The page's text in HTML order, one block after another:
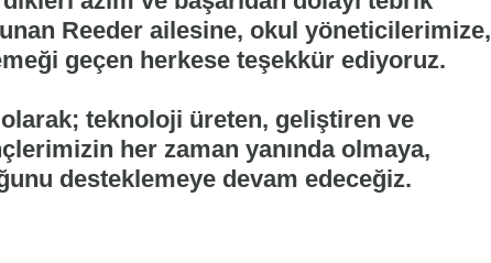
Reeder ailesine, okul yöneticilerimize,
geçen herkese teşekkür ediyoruz.
teknoloji üreten, geliştiren ve
her zaman yanında olmaya,
desteklemeye devam edeceğiz.